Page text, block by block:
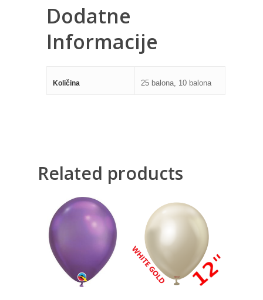
Dodatne
Informacije
Količina 25 balona, 10 balona
Related products
400,00 RSD